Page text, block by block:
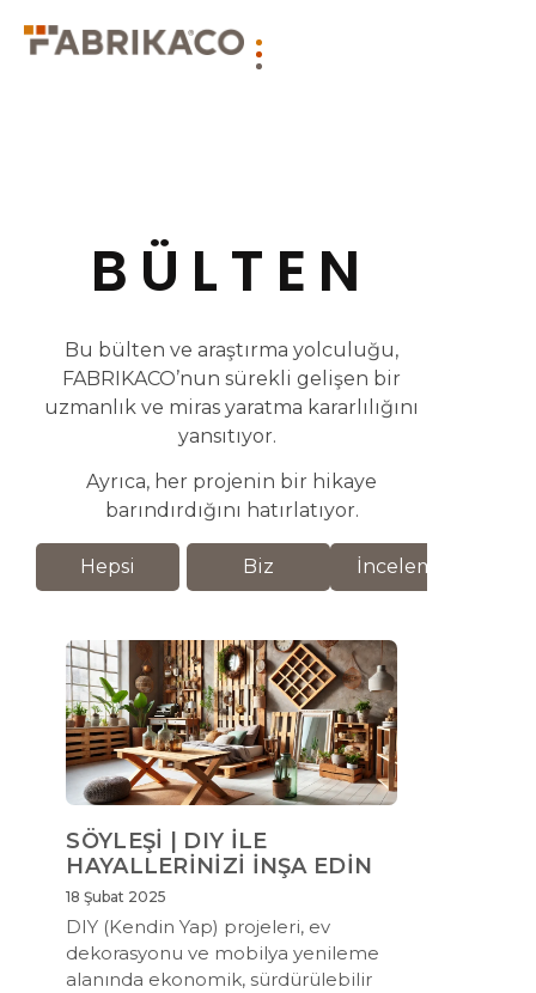
BÜLTEN
Bu bülten ve araştırma yolculuğu,
FABRIKACO’nun sürekli gelişen bir
uzmanlık ve miras yaratma kararlılığını
yansıtıyor.
Ayrıca, her projenin bir hikaye
barındırdığını hatırlatıyor.
Hepsi Biz İnceleme
SÖYLEŞİ | DIY İLE
HAYALLERİNİZİ İNŞA EDİN
18 Şubat 2025
DIY (Kendin Yap) projeleri, ev
dekorasyonu ve mobilya yenileme
alanında ekonomik, sürdürülebilir